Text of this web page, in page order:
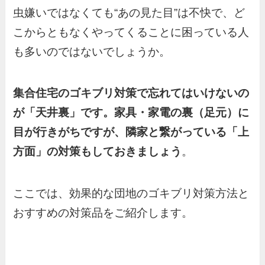
虫嫌いではなくても“あの見た目”は不快で、ど
こからともなくやってくることに困っている人
も多いのではないでしょうか。
集合住宅のゴキブリ対策で忘れてはいけないの
が「天井裏」です。家具・家電の裏（足元）に
目が行きがちですが、隣家と繋がっている「上
方面」の対策もしておきましょう 。
ここでは、効果的な団地のゴキブリ対策方法と
おすすめの対策品をご紹介します。